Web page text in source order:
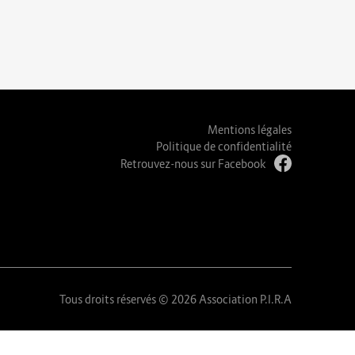
Mentions légales
Politique de confidentialité
Retrouvez-nous sur Facebook
Tous droits réservés © 2026 Association P.I.R.A